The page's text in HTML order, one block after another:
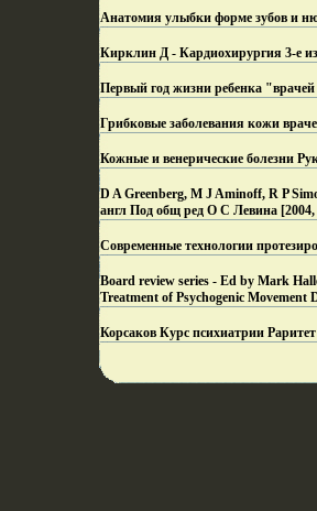
Анатомия улыбки форме зубов и
Кирклин Д - Кардиохирургия 3-е
Первый год жизни ребенка
Грибковые заболевания кожи
Кожные и венерические болезни
D A Greenberg, M J Aminoff, R P
англ Под общ ред О С Левина
Современные технологии
Board review series - Ed by Mark
Treatment of Psychogenic Movement
Корсаков Курс психиатрии